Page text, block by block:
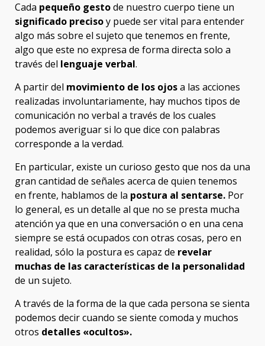
Cada pequeño gestode nuestro cuerpo tiene un
significado precisoy puede ser vital para entender
algo más sobre el sujeto que tenemos en frente,
algo que este no expresa de forma directa solo a
través del lenguaje verbal.
A partir del movimiento de los ojosa las acciones
realizadas involuntariamente, hay muchos tipos de
comunicación no verbal a través de los cuales
podemos averiguar si lo que dice con palabras
corresponde a la verdad.
En particular, existe un curioso gesto que nos da una
gran cantidad de señales acerca de quien tenemos
en frente, hablamos de la postura al sentarse. Por
lo general, es un detalle al que no se presta mucha
atención ya que en una conversación o en una cena
siempre se está ocupados con otras cosas, pero en
realidad, sólo la postura es capaz de revelar
muchas de las características de la personalidad
de un sujeto.
A través de la forma de la que cada persona se sienta
podemos decir cuando se siente comoda y muchos
otros detalles «ocultos».